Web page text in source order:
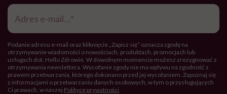
Adres
mail*
Podanie adresu e-mail oraz kliknięcie „Zapisz się” oznacza zgodę na
otrzymywanie wiadomości o nowościach, produktach, promocjach lub
usługach dot. Hello Zdrowie. W dowolnym momencie możesz zrezygnować z
otrzymywania newslettera. Wycofanie zgody nie ma wpływu na zgodność z
prawem przetwarzania, którego dokonano przed jej wycofaniem. Zapoznaj się
z informacjami o przetwarzaniu danych osobowych, w tym o przysługujących
Ci prawach, w naszej Polityce prywatności.